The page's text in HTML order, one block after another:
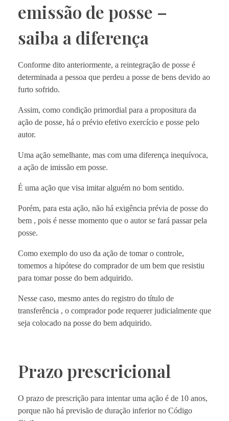
emissão de posse –
saiba a diferença
Conforme dito anteriormente, a reintegração de posse é
determinada a pessoa que perdeu a posse de bens devido ao
furto sofrido.
Assim, como condição primordial para a propositura da
ação de posse, há o prévio efetivo exercício e posse pelo
autor.
Uma ação semelhante, mas com uma diferença inequívoca,
a ação de imissão em posse.
É uma ação que visa imitar alguém no bom sentido.
Porém, para esta ação, não há exigência prévia de posse do
bem , pois é nesse momento que o autor se fará passar pela
posse.
Como exemplo do uso da ação de tomar o controle,
tomemos a hipótese do comprador de um bem que resistiu
para tomar posse do bem adquirido.
Nesse caso, mesmo antes do registro do título de
transferência , o comprador pode requerer judicialmente que
seja colocado na posse do bem adquirido.
Prazo prescricional
O prazo de prescrição para intentar uma ação é de 10 anos,
porque não há previsão de duração inferior no Código